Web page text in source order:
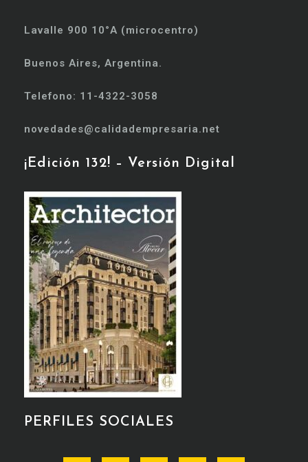
Lavalle 900 10°A (microcentro)
Buenos Aires, Argentina.
Telefono: 11-4322-3058
novedades@calidadempresaria.net
¡Edición 132! – Versión Digital
PERFILES SOCIALES